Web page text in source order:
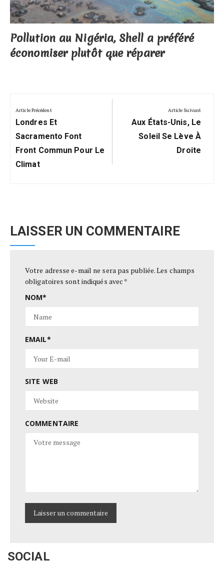
Pollution au Nigéria, Shell a préféré
économiser plutôt que réparer
de
l’article
Article Précédent
Previous
Post:
Londres Et
Sacramento Font
Front Commun Pour Le
Climat
Article Suivant
Next
Post:
Aux États-Unis, Le
Soleil Se Lève À
Droite
LAISSER UN COMMENTAIRE
Votre adresse e-mail ne sera pas publiée.Les champs
obligatoires sont indiqués avec *
NOM*
EMAIL*
SITE WEB
COMMENTAIRE
SOCIAL